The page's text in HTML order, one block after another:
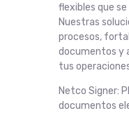
flexibles que
Nuestras
procesos,
documentos y
tus
Netco Signer:
documentos